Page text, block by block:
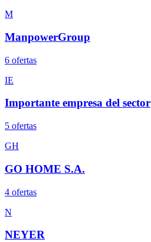
M
ManpowerGroup
6 ofertas
IE
Importante empresa del sector
5 ofertas
GH
GO HOME S.A.
4 ofertas
N
NEYER